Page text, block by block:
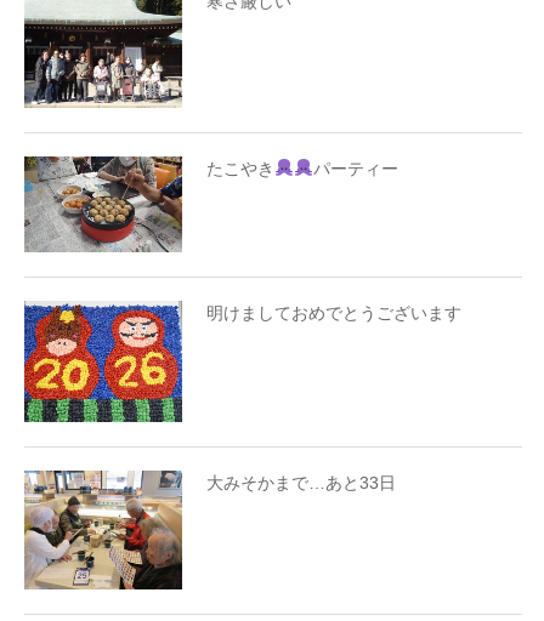
たこやき パーティー
明けましておめでとうございます
大みそかまで…あと33日